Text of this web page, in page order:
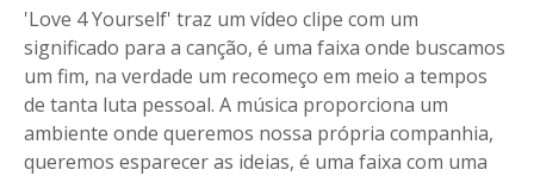
'Love 4 Yourself' traz um vídeo clipe com um
significado para a canção, é uma faixa onde buscamos
um fim, na verdade um recomeço em meio a tempos
de tanta luta pessoal. A música proporciona um
ambiente onde queremos nossa própria companhia,
queremos esparecer as ideias, é uma faixa com uma